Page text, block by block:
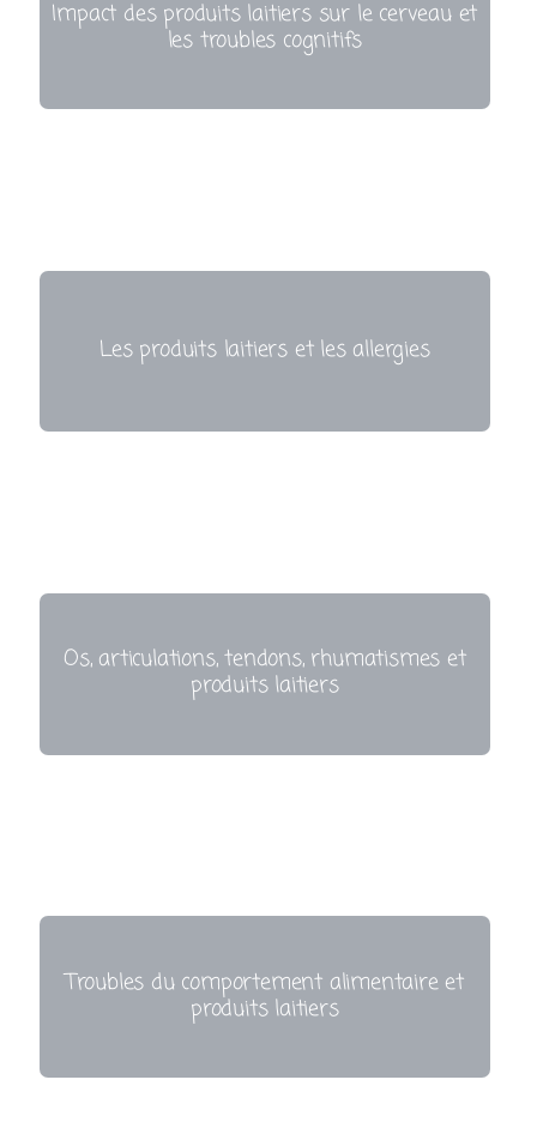
Impact des produits laitiers sur le cerveau et
les troubles cognitifs
Les produits laitiers et les allergies
Os, articulations, tendons, rhumatismes et
produits laitiers
Troubles du comportement alimentaire et
produits laitiers